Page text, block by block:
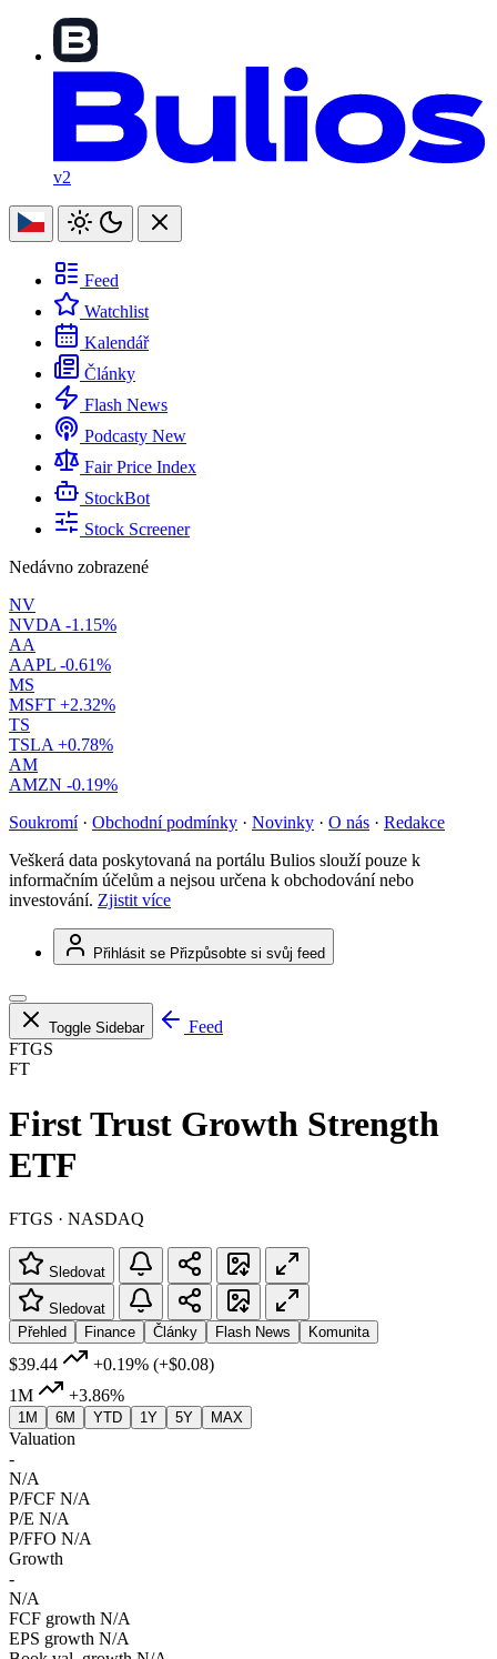
v2
Feed
Watchlist
Kalendář
Články
Flash News
Podcasty New
Fair Price Index
StockBot
Stock Screener
Nedávno zobrazené
NV
NVDA -1.15%
AA
AAPL -0.61%
MS
MSFT +2.32%
TS
TSLA +0.78%
AM
AMZN -0.19%
Soukromí · Obchodní podmínky · Novinky · O nás · Redakce
Veškerá data poskytovaná na portálu Bulios slouží pouze k
informačním účelům a nejsou určena k obchodování nebo
investování. Zjistit více
Přihlásit se Přizpůsobte si svůj feed
Toggle Sidebar
Feed
FTGS
FT
First Trust Growth Strength
ETF
FTGS · NASDAQ
Sledovat
Sledovat
Přehled
Finance Články Flash News Komunita
$39.44 +0.19% (+$0.08)
1M
+3.86%
1M 6M YTD 1Y 5Y MAX
Valuation
-
N/A
P/FCF N/A
P/E N/A
P/FFO N/A
Growth
-
N/A
FCF growth N/A
EPS growth N/A